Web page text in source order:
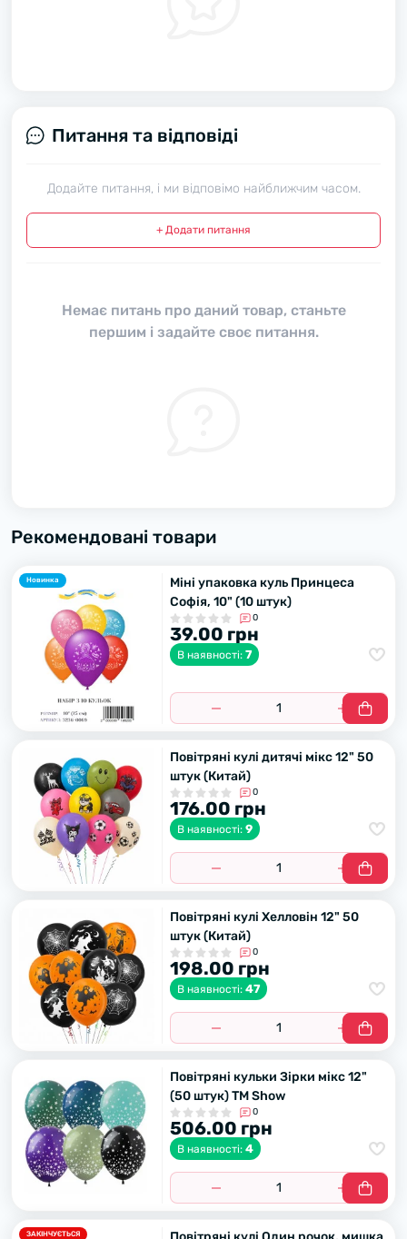
Питання та відповіді
Додайте питання, і ми відповімо найближчим часом.
+ Додати питання
Немає питань про даний товар, станьте
першим і задайте своє питання.
Рекомендовані товари
Новинка
Міні упаковка куль Принцеса
Софія, 10" (10 штук)
0
39.00 грн
В наявності: 7
Повітряні кулі дитячі мікс 12" 50
штук (Китай)
0
176.00 грн
В наявності: 9
Повітряні кулі Хелловін 12" 50
штук (Китай)
0
198.00 грн
В наявності: 47
Повітряні кульки Зірки мікс 12"
(50 штук) ТМ Show
0
506.00 грн
В наявності: 4
ЗАКІНЧУЄТЬСЯ